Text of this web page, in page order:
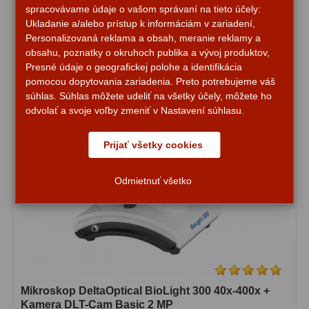
výťahom8
Primárne zrkadlá9
Sekundárne zrkadlá6
Binokulárne286
Ornitológia a príroda19
Astronomické44
Mikroskop DeltaOptical BioLight 300 40x-400x +
Kamera DLT-Cam Basic 2 MP
spracovávame údaje o vašom správaní na tieto účely:
Ukladanie a/alebo prístup k informáciám v zariadení,
Personalizovaná reklama a obsah, meranie reklamy a
obsahu, poznatky o okruhoch publika a vývoj produktov,
Presné údaje o geografickej polohe a identifikácia
pomocou dopytovania zariadenia. Preto potrebujeme váš
súhlas. Súhlas môžete udeliť na všetky účely, môžete ho
odvolať a svoje voľby zmeniť v Nastavení súhlasu.
Prijať všetky cookies
Odmietnuť všetko